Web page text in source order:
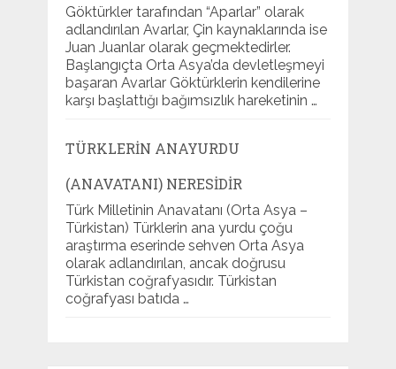
Göktürkler tarafından “Aparlar” olarak
adlandırılan Avarlar, Çin kaynaklarında ise
Juan Juanlar olarak geçmektedirler.
Başlangıçta Orta Asya’da devletleşmeyi
başaran Avarlar Göktürklerin kendilerine
karşı başlattığı bağımsızlık hareketinin …
TÜRKLERIN ANAYURDU
(ANAVATANI) NERESIDIR
Türk Milletinin Anavatanı (Orta Asya –
Türkistan) Türklerin ana yurdu çoğu
araştırma eserinde sehven Orta Asya
olarak adlandırılan, ancak doğrusu
Türkistan coğrafyasıdır. Türkistan
coğrafyası batıda …